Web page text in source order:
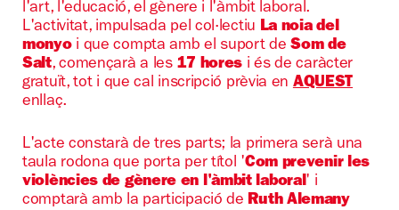
l'art, l'educació, el gènere i l'àmbit laboral.
L'activitat, impulsada pel col·lectiu La noia del
monyoi que compta amb el suport deSom de
Salt, començarà a les 17 hores i és de caràcter
gratuït, tot i que cal inscripció prèvia enAQUEST
enllaç.
L'acte constarà de tres parts; la primera serà una
taula rodona que porta per títol 'Com prevenir les
violències de gènere en l'àmbit laboral' i
comptarà amb la participació de Ruth Alemany